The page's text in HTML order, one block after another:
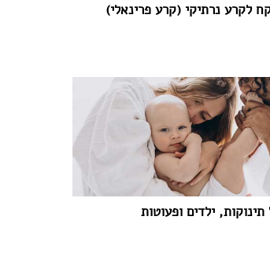
לקרע נרתיקי (קרע פרינאלי)
ילדים ופעוטות